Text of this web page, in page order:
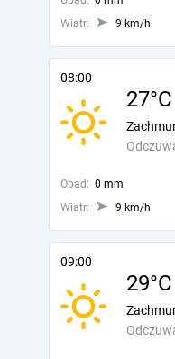
Wiatr:
9 km/h
08:00
27°C
Opad: 0 mm
Wiatr:
9 km/h
09:00
29°C